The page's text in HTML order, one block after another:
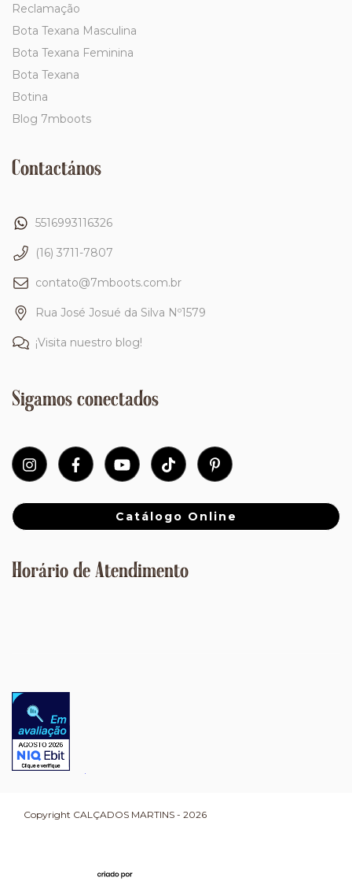
Reclamação
Bota Texana Masculina
Bota Texana Feminina
Bota Texana
Botina
Blog 7mboots
Contactános
5516993116326
(16) 3711-7807
contato@7mboots.com.br
Rua José Josué da Silva Nº1579
¡Visita nuestro blog!
Sigamos conectados
Catálogo Online
Horário de Atendimento
Copyright CALÇADOS MARTINS - 2026